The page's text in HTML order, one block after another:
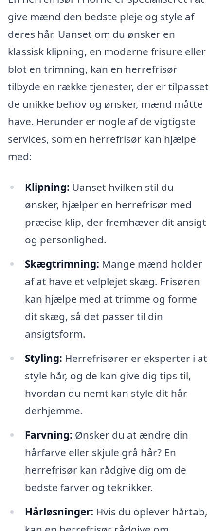
give mænd den bedste pleje og style af
deres hår. Uanset om du ønsker en
klassisk klipning, en moderne frisure eller
blot en trimning, kan en herrefrisør
tilbyde en række tjenester, der er tilpasset
de unikke behov og ønsker, mænd måtte
have. Herunder er nogle af de vigtigste
services, som en herrefrisør kan hjælpe
med:
Klipning: Uanset hvilken stil du
ønsker, hjælper en herrefrisør med
præcise klip, der fremhæver dit ansigt
og personlighed.
Skægtrimning: Mange mænd holder
af at have et velplejet skæg. Frisøren
kan hjælpe med at trimme og forme
dit skæg, så det passer til din
ansigtsform.
Styling: Herrefrisører er eksperter i at
style hår, og de kan give dig tips til,
hvordan du nemt kan style dit hår
derhjemme.
Farvning: Ønsker du at ændre din
hårfarve eller skjule grå hår? En
herrefrisør kan rådgive dig om de
bedste farver og teknikker.
Hårløsninger: Hvis du oplever hårtab,